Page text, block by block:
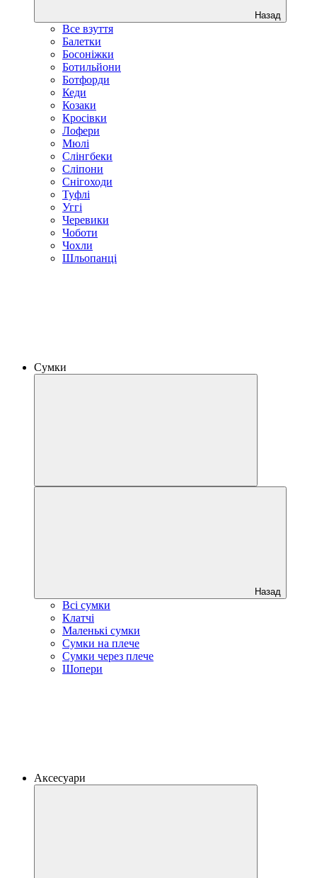
Назад
Все взуття
Балетки
Босоніжки
Ботильйони
Ботфорди
Кеди
Козаки
Кросівки
Лофери
Мюлі
Слінгбеки
Сліпони
Снігоходи
Туфлі
Уггі
Черевики
Чоботи
Чохли
Шльопанці
Сумки
Назад
Всі сумки
Клатчі
Маленькі сумки
Сумки на плече
Сумки через плече
Шопери
Аксесуари